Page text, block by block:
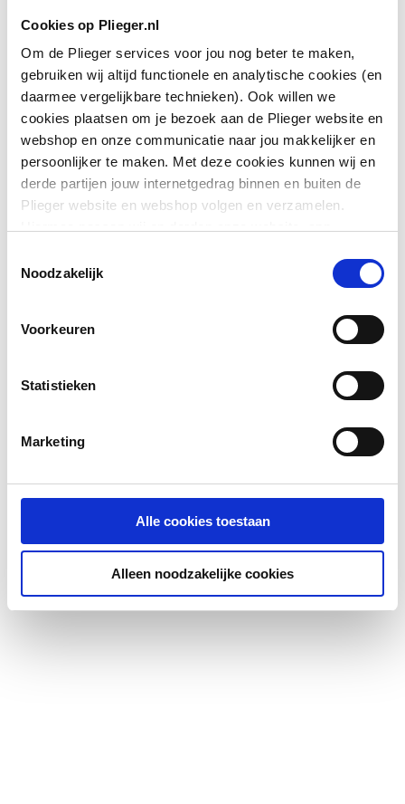
Cookies op Plieger.nl
Om de Plieger services voor jou nog beter te maken,
gebruiken wij altijd functionele en analytische cookies (en
daarmee vergelijkbare technieken). Ook willen we
cookies plaatsen om je bezoek aan de Plieger website en
webshop en onze communicatie naar jou makkelijker en
persoonlijker te maken. Met deze cookies kunnen wij en
derde partijen jouw internetgedrag binnen en buiten de
Plieger website en webshop volgen en verzamelen.
We slaan je cookievoorkeur op in je browser.
Noodzakelijk
Voorkeuren
Statistieken
Marketing
Alle cookies toestaan
Alleen noodzakelijke cookies